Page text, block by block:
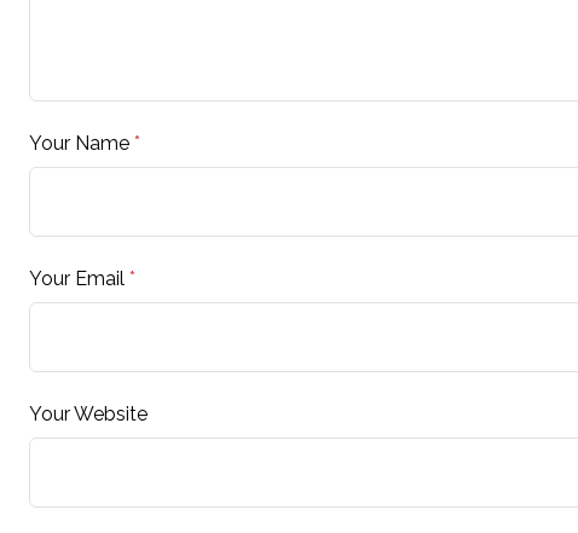
Your Name *
Your Email *
Your Website